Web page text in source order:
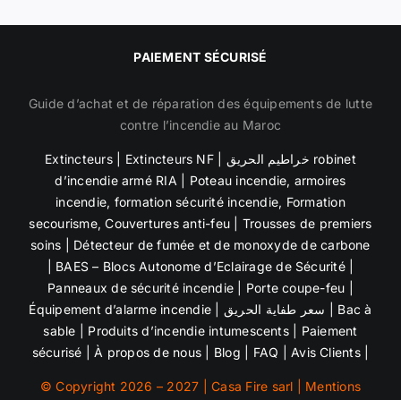
PAIEMENT SÉCURISÉ
Guide d’achat et de réparation des équipements de lutte
contre l’incendie au Maroc
Extincteurs| Extincteurs NF|
خراطيم الحريق robinet
d’incendie armé RIA
Poteau incendie, armoires
incendie, formation sécurité incendie, Formation
secourisme, Couvertures anti-feu | Trousses de premiers
soins | Détecteur de fumée et demonoxyde de carbone
| BAES – Blocs Autonome d’Eclairage de Sécurité |
Panneaux de sécurité incendie | Porte coupe-feu |
Équipement d’alarme incendie
سعر طفاية الحريق
Bac à
sable | Produits d’incendie intumescents | Paiement
sécurisé |À propos de nous Blog FAQ Avis Clients|
© Copyright 2026 – 2027 | Casa Fire sarl | Mentions